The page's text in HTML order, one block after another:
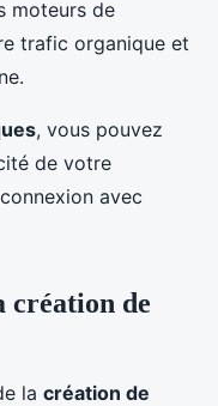
moteurs de
trafic organique et
, vous pouvez
de votre
avec
création de
la création de